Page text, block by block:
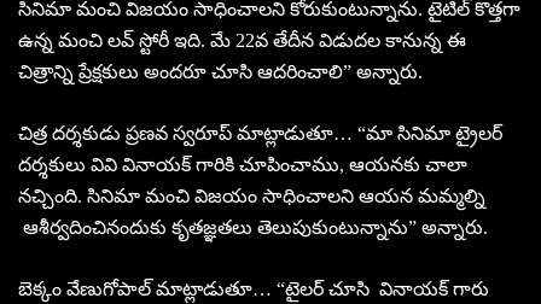
సినిమా మంచి విజయం సాధించాలని కోరుకుంటున్నాను. టైటిల్ కొత్తగా
ఉన్న మంచి లవ్ స్టోరీ ఇది. మే 22వ తేదీన విడుదల కానున్న ఈ
చిత్రాన్ని ప్రేక్షకులు అందరూ చూసి ఆదరించాలి” అన్నారు.
చిత్ర దర్శకుడు ప్రణవ స్వరూప్ మాట్లాడుతూ… “మా సినిమా ట్రైలర్
దర్శకులు వివి వినాయక్ గారికి చూపించాము, ఆయనకు చాలా
నచ్చింది. సినిమా మంచి విజయం సాధించాలని ఆయన మమ్మల్ని
ఆశీర్వదించినందుకు కృతజ్ఞతలు తెలుపుకుంటున్నాను” అన్నారు.
బెక్కం వేణుగోపాల్ మాట్లాడుతూ… “టైలర్ చూసి వినాయక్ గారు